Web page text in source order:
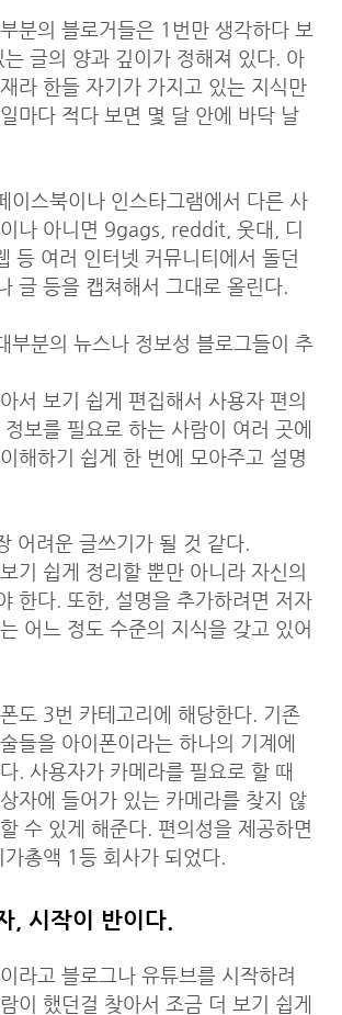
분의 블로거들은 1번만 생각하다 보
는 글의 양과 깊이가 정해져 있다. 아
라 한들 자기가 가지고 있는 지식만
마다 적다 보면 몇 달 안에 바닥 날
이스북이나 인스타그램에서 다른 사
나 아니면 9gags, reddit, 웃대, 디
등 여러 인터넷 커뮤니티에서 돌던
글 등을 캡쳐해서 그대로 올린다.
부분의 뉴스나 정보성 블로그들이 추
서 보기 쉽게 편집해서 사용자 편의
보를 필요로 하는 사람이 여러 곳에
해하기 쉽게 한 번에 모아주고 설명
어려운 글쓰기가 될 것 같다.
기 쉽게 정리할 뿐만 아니라 자신의
한다. 또한, 설명을 추가하려면 저자
어느 정도 수준의 지식을 갖고 있어
도 3번 카테고리에 해당한다. 기존
들을 아이폰이라는 하나의 기계에
. 사용자가 카메라를 필요로 할 때
자에 들어가 있는 카메라를 찾지 않
수 있게 해준다. 편의성을 제공하면
총액 1등 회사가 되었다.
, 시작이 반이다.
라고 블로그나 유튜브를 시작하려
이 했던걸 찾아서 조금 더 보기 쉽게